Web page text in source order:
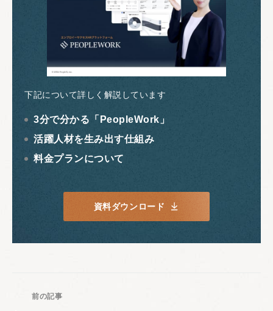
下記について詳しく解説しています
3分で分かる「PeopleWork」
活躍人材を生み出す仕組み
料金プランについて
資料ダウンロード
前の記事